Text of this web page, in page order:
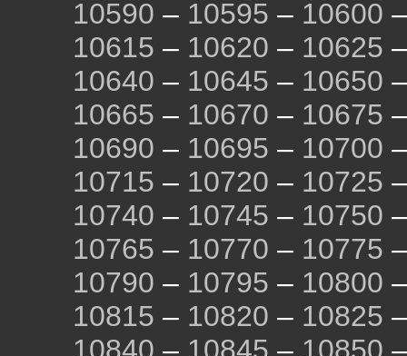
10590 – 10595 – 10600
10615 – 10620 – 10625
10640 – 10645 – 10650
10665 – 10670 – 10675
10690 – 10695 – 10700
10715 – 10720 – 10725
10740 – 10745 – 10750
10765 – 10770 – 10775
10790 – 10795 – 10800
10815 – 10820 – 10825